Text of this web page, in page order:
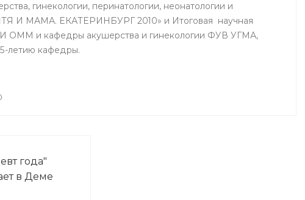
гинекологии, перинатологии, неонатологии и
И МАМА. ЕКАТЕРИНБУРГ 2010» и Итоговая научная
ОММ и кафедры акушерства и гинекологии ФУВ УГМА,
летию кафедры.
года"
в Деме